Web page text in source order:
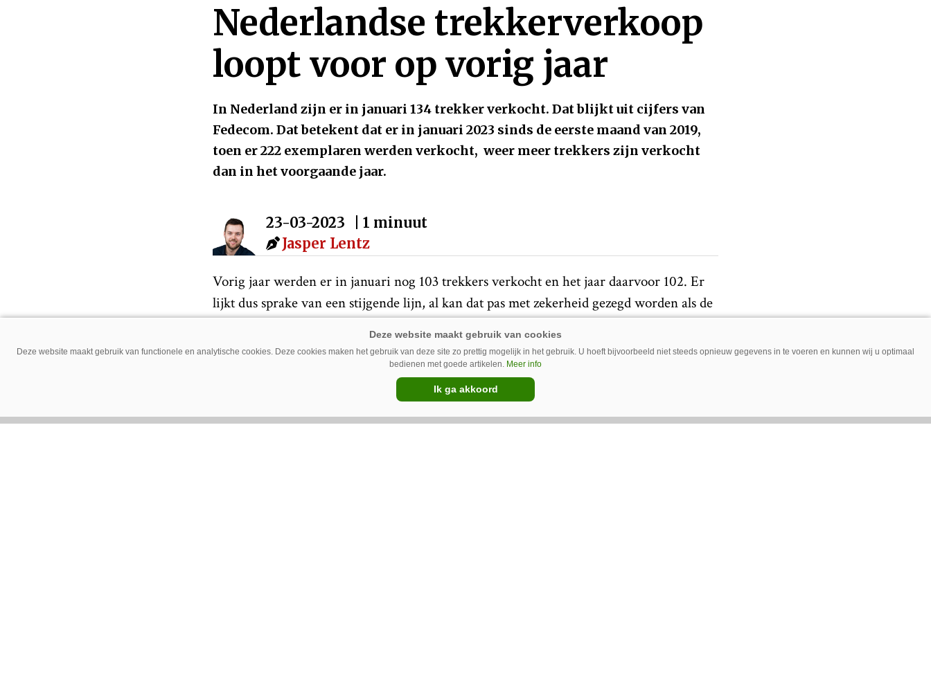
Nederlandse trekkerverkoop
loopt voor op vorig jaar
In Nederland zijn er in januari 134 trekker verkocht. Dat blijkt uit cijfers van
Fedecom. Dat betekent dat er in januari 2023 sinds de eerste maand van 2019,
toen er 222 exemplaren werden verkocht, weer meer trekkers zijn verkocht
dan in het voorgaande jaar.
23-03-2023
| 1 minuut
Jasper Lentz
Vorig jaar werden er in januari nog 103 trekkers verkocht en het jaar daarvoor 102. Er
lijkt dus sprake van een stijgende lijn, al kan dat pas met zekerheid gezegd worden als de
cijfers van februari ook gepubliceerd zijn.
De verkoop van compacttrekkers is in 2023 voorzichtig gestart. In januari zijn er 39
exemplaren verkocht. Vorig jaar waren dat er 42. In 2021 was er sprake van een piek,
want toen zijn er in januari 87 compacttrekkers verkocht.
Deze website maakt gebruik van functionele en analytische cookies. Deze cookies maken het gebruik van deze site zo prettig mogelijk in het gebruik. U hoeft bijvoorbeeld niet steeds opnieuw gegevens in te voeren en kunnen wij u optimaal
bedienen met goede artikelen. Meer info
Ik ga akkoord